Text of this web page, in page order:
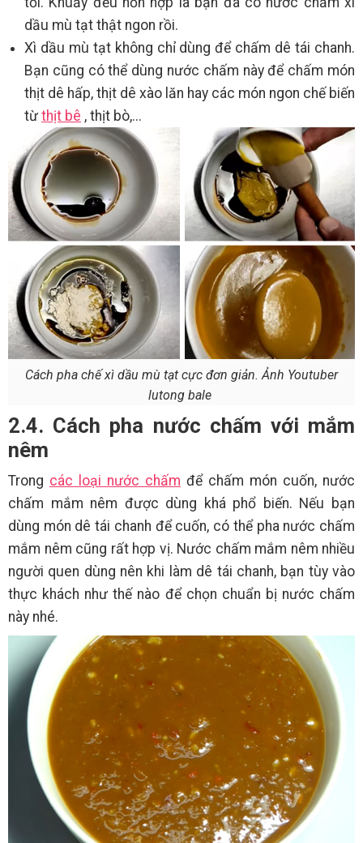
dầu mù tạt thật ngon rồi.
Xì dầu mù tạt không chỉ dùng để chấm dê tái chanh.
Bạn cũng có thể dùng nước chấm này để chấm món
thịt dê hấp, thịt dê xào lăn hay các món ngon chế biến
từ thịt bê , thịt bò,...
Cách pha chế xì dầu mù tạt cực đơn giản. Ảnh Youtuber
lutong bale
2.4. Cách pha nước chấm với mắm
nêm
Trong các loại nước chấm để chấm món cuốn, nước
chấm mắm nêm được dùng khá phổ biến. Nếu bạn
dùng món dê tái chanh để cuốn, có thể pha nước chấm
mắm nêm cũng rất hợp vị. Nước chấm mắm nêm nhiều
người quen dùng nên khi làm dê tái chanh, bạn tùy vào
thực khách như thế nào để chọn chuẩn bị nước chấm
này nhé.